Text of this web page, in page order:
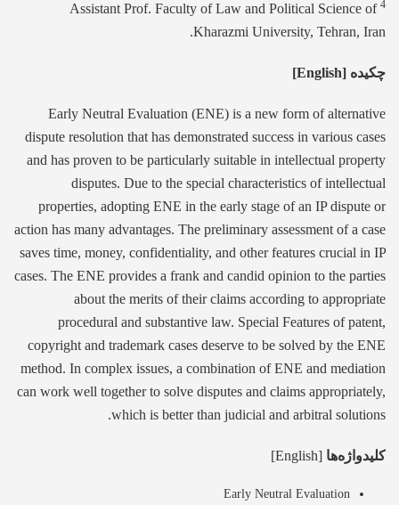
4
Assistant Prof. Faculty of Law and Political Science of
Kharazmi University, Tehran, Iran.
چکیده [English]
Early Neutral Evaluation (ENE) is a new form of alternative
dispute resolution that has demonstrated success in various cases
and has proven to be particularly suitable in intellectual property
disputes. Due to the special characteristics of intellectual
properties, adopting ENE in the early stage of an IP dispute or
action has many advantages. The preliminary assessment of a case
saves time, money, confidentiality, and other features crucial in IP
cases. The ENE provides a frank and candid opinion to the parties
about the merits of their claims according to appropriate
procedural and substantive law. Special Features of patent,
copyright and trademark cases deserve to be solved by the ENE
method. In complex issues, a combination of ENE and mediation
can work well together to solve disputes and claims appropriately,
which is better than judicial and arbitral solutions.
کلیدواژه‌ها [English]
Early Neutral Evaluation